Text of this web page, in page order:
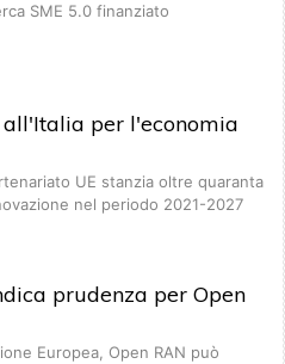
SME 5.0 finanziato
per l'economia
UE stanzia oltre quaranta
nel periodo 2021-2027
prudenza per Open
Europea, Open RAN può